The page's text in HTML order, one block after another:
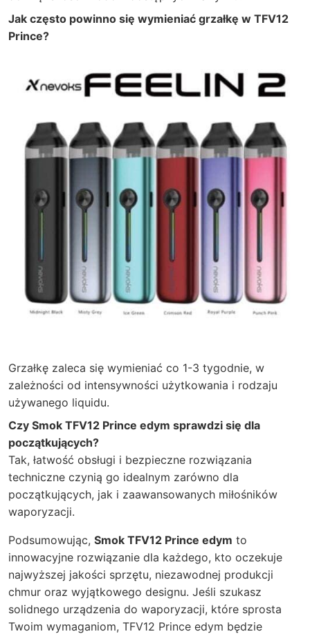
Jak często powinno się wymieniać grzałkę w TFV12
Prince?
Grzałkę zaleca się wymieniać co 1-3 tygodnie, w
zależności od intensywności użytkowania i rodzaju
używanego liquidu.
Czy Smok TFV12 Prince edym sprawdzi się dla
początkujących?
Tak, łatwość obsługi i bezpieczne rozwiązania
techniczne czynią go idealnym zarówno dla
początkujących, jak i zaawansowanych miłośników
waporyzacji.
Podsumowując, Smok TFV12 Prince edym to
innowacyjne rozwiązanie dla każdego, kto oczekuje
najwyższej jakości sprzętu, niezawodnej produkcji
chmur oraz wyjątkowego designu. Jeśli szukasz
solidnego urządzenia do waporyzacji, które sprosta
Twoim wymaganiom, TFV12 Prince edym będzie